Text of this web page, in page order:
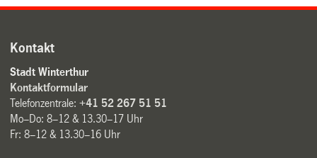
Kontakt
Stadt Winterthur
Kontaktformular
Telefonzentrale:+41 52 267 51 51
Mo–Do: 8–12 & 13.30–17 Uhr
Fr: 8–12 & 13.30–16 Uhr